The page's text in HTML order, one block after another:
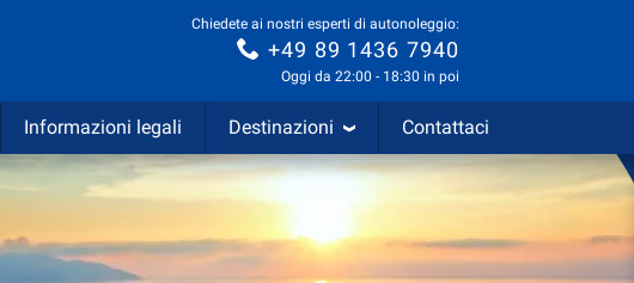
Chiedete ai nostri esperti di autonoleggio:
+49 89 1436 7940
Oggi da 22:00 - 18:30 in poi
Informazioni legali Destinazioni Contattaci